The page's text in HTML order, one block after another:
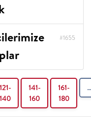
#1655
121-
140
141-
160
161-
180
…